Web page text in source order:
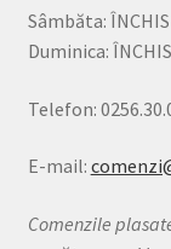
Sâmbăta: ÎNCHIS
Duminica: ÎNCHIS
Telefon:
E-mail:
Comenzile